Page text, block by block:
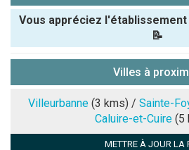
Vous appréciez
📝
Note que vous souhaitez
Antispam -
Villes à
Villeurbanne(3 kms) / Sainte-
Caluire-et-Cuire (5
METTRE À JOUR LA